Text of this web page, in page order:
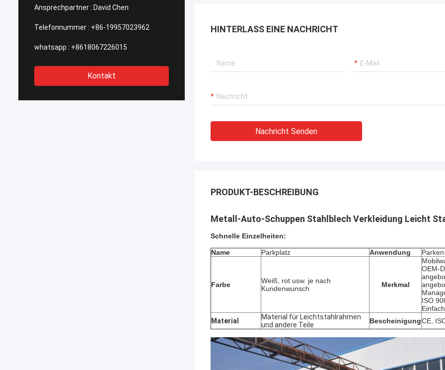
Ansprechpartner : David Chen
Telefonnummer : +86-19957023962
whatsapp : +8618067226015
Kontakt
HINTERLASS EINE NACHRICHT
Nachricht Senden
PRODUKT-BESCHREIBUNG
Metall-Auto-Schuppen Stahlblech Verkleidung Leicht
Schnelle Einzelheiten:
Name Parkplatz Anwendung
Farbe
Weiß, rot usw. je nach
Kundenwunsch
Merkmal
OEM-
ISO
Material
Material für Leichtstahlrahmen
und andere Teile
BescheinigungCE,